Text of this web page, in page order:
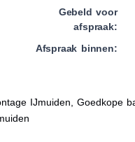
Gebeld voor
afspraak:
Afspraak binnen:
IJmuiden, Goedkope